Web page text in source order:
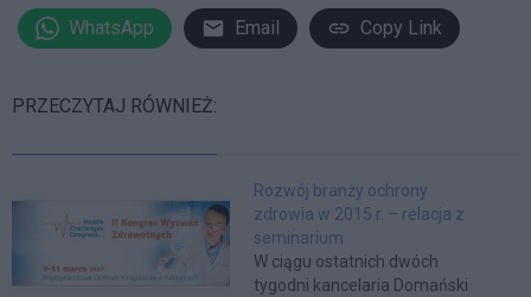
WhatsApp Email Copy Link
PRZECZYTAJ RÓWNIEŻ:
Rozwój branży ochrony
zdrowia w 2015 r. – relacja z
seminarium
W ciągu ostatnich dwóch
tygodni kancelaria Domański